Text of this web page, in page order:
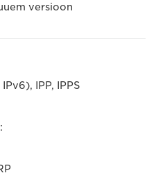
versioon
IPP, IPPS